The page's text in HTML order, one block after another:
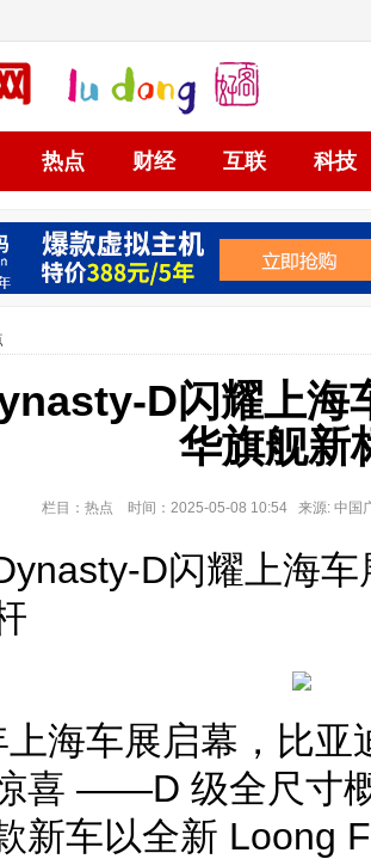
热点 财经 互联 科技
D闪耀上海
华旗舰新
栏目：热点 时间：2025-05-08 10:54 来源: 中国
D闪耀上海
海车展启幕，比
喜 ——D 级全尺寸
新车以全新 Loong